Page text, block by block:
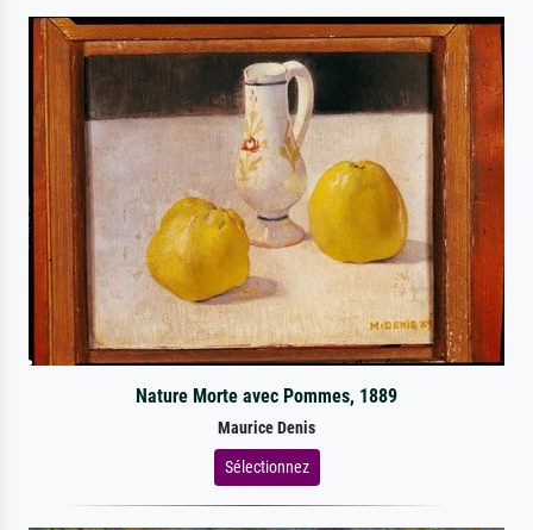
Nature Morte avec Pommes, 1889
Maurice Denis
Sélectionnez